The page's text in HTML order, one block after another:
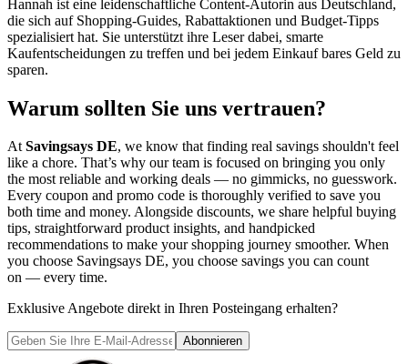
Hannah ist eine leidenschaftliche Content-Autorin aus Deutschland,
die sich auf Shopping-Guides, Rabattaktionen und Budget-Tipps
spezialisiert hat. Sie unterstützt ihre Leser dabei, smarte
Kaufentscheidungen zu treffen und bei jedem Einkauf bares Geld zu
sparen.
Warum sollten Sie uns vertrauen?
AtSavingsays DE, we know that finding real savings shouldn't feel
like a chore. That’s why our team is focused on bringing you only
the most reliable and working deals — no gimmicks, no guesswork.
Every coupon and promo code is thoroughly verified to save you
both time and money. Alongside discounts, we share helpful buying
tips, straightforward product insights, and handpicked
recommendations to make your shopping journey smoother. When
you choose Savingsays DE, you choose savings you can count
on — every time.
Exklusive Angebote direkt in Ihren Posteingang erhalten?
Abonnieren